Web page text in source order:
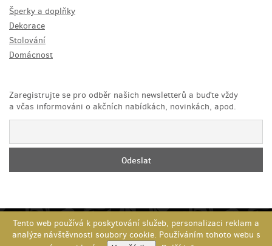
Šperky a doplňky
Dekorace
Stolování
Domácnost
Zaregistrujte se pro odběr našich newsletterů a buďte vždy
a včas informováni o akčních nabídkách, novinkách, apod.
Copyright 2026Advantage-fl.cz s.r.o.- Všechna práva vyhrazena,
porušení autorských práv se trestá dle zákona České republiky.
Tento web používá k poskytování služeb, personalizaci reklam a
analýze návštěvnosti soubory cookie. Používáním tohoto webu s